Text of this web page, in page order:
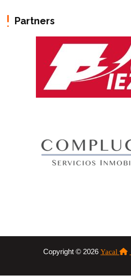
Partners
Copyright © 2026 Yacal